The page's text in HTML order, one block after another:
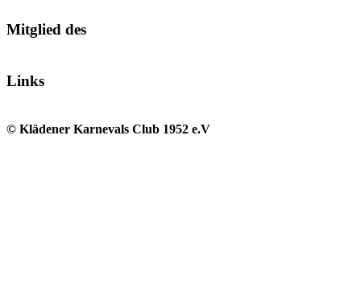
Mitglied des
Links
© Klädener Karnevals Club 1952 e.V